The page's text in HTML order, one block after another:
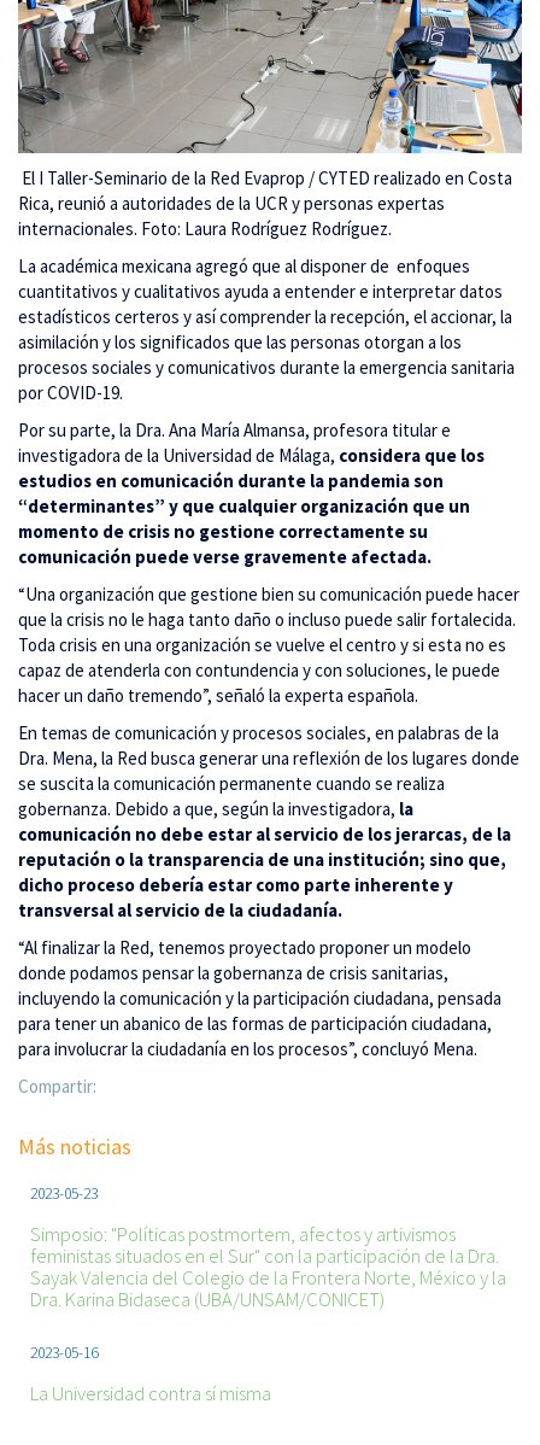
El I Taller-Seminario de la Red Evaprop / CYTED realizado en Costa
Rica, reunió a autoridades de la UCR y personas expertas
internacionales. Foto: Laura Rodríguez Rodríguez.
La académica mexicana agregó que al disponer de enfoques
cuantitativos y cualitativos ayuda a entender e interpretar datos
estadísticos certeros y así comprender la recepción, el accionar, la
asimilación y los significados que las personas otorgan a los
procesos sociales y comunicativos durante la emergencia sanitaria
por COVID-19.
Por su parte, la Dra. Ana María Almansa, profesora titular e
investigadora de la Universidad de Málaga, considera que los
estudios en comunicación durante la pandemia son
“determinantes” y que cualquier organización que un
momento de crisis no gestione correctamente su
comunicación puede verse gravemente afectada.
“Una organización que gestione bien su comunicación puede hacer
que la crisis no le haga tanto daño o incluso puede salir fortalecida.
Toda crisis en una organización se vuelve el centro y si esta no es
capaz de atenderla con contundencia y con soluciones, le puede
hacer un daño tremendo”, señaló la experta española.
En temas de comunicación y procesos sociales, en palabras de la
Dra. Mena, la Red busca generar una reflexión de los lugares donde
se suscita la comunicación permanente cuando se realiza
gobernanza. Debido a que, según la investigadora, la
comunicación no debe estar al servicio de los jerarcas, de la
reputación o la transparencia de una institución; sino que,
dicho proceso debería estar como parte inherente y
transversal al servicio de la ciudadanía.
“Al finalizar la Red, tenemos proyectado proponer un modelo
donde podamos pensar la gobernanza de crisis sanitarias,
incluyendo la comunicación y la participación ciudadana, pensada
para tener un abanico de las formas de participación ciudadana,
para involucrar la ciudadanía en los procesos”, concluyó Mena.
Compartir:
Más noticias
2023-05-23
Simposio: "Políticas postmortem, afectos y artivismos
feministas situados en el Sur" con la participación de la Dra.
Sayak Valencia del Colegio de la Frontera Norte, México y la
Dra. Karina Bidaseca (UBA/UNSAM/CONICET)
2023-05-16
La Universidad contra sí misma